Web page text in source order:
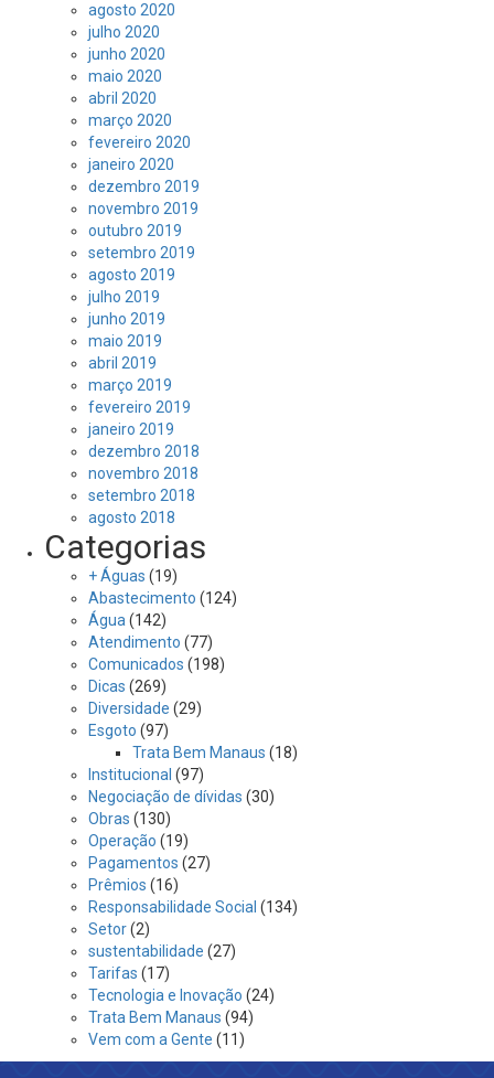
agosto 2020
julho 2020
junho 2020
maio 2020
abril 2020
março 2020
fevereiro 2020
janeiro 2020
dezembro 2019
novembro 2019
outubro 2019
setembro 2019
agosto 2019
julho 2019
junho 2019
maio 2019
abril 2019
março 2019
fevereiro 2019
janeiro 2019
dezembro 2018
novembro 2018
setembro 2018
agosto 2018
Categorias
+ Águas (19)
Abastecimento (124)
Água (142)
Atendimento (77)
Comunicados (198)
Dicas (269)
Diversidade (29)
Esgoto (97)
Trata Bem Manaus (18)
Institucional (97)
Negociação de dívidas (30)
Obras (130)
Operação (19)
Pagamentos (27)
Prêmios (16)
Responsabilidade Social (134)
Setor(2)
sustentabilidade (27)
Tarifas (17)
Tecnologia e Inovação (24)
Trata Bem Manaus (94)
Vem com a Gente (11)